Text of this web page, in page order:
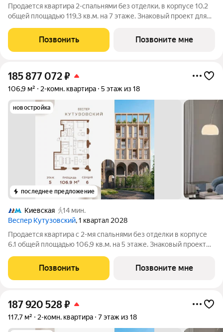
Продается квартира 2-спальнями без отделки, в корпусе 10.2
общей площадью 119,3 кв.м. на 7 этаже. Знаковый проект для
площадью 3,7 га расположен на Кутузовском проспекте и
воплощает новую
Позвонить Позвоните мне
185 877 072₽
106,9 м² 2-комн. квартира 5 этаж из 18
новостройка
последнее предложение
Киевская
14 мин.
Веспер Кутузовский, 1 квартал 2028
Продается квартира с 2-мя спальнями без отделки в корпусе
6.1 общей площадью 106,9 кв.м. на 5 этаже. Знаковый проект
Квартал площадью 3,7 га расположен на Кутузовском
проспекте и воплощает новую
Позвонить Позвоните мне
187 920 528₽
117,7 м² 2-комн. квартира 7 этаж из 18